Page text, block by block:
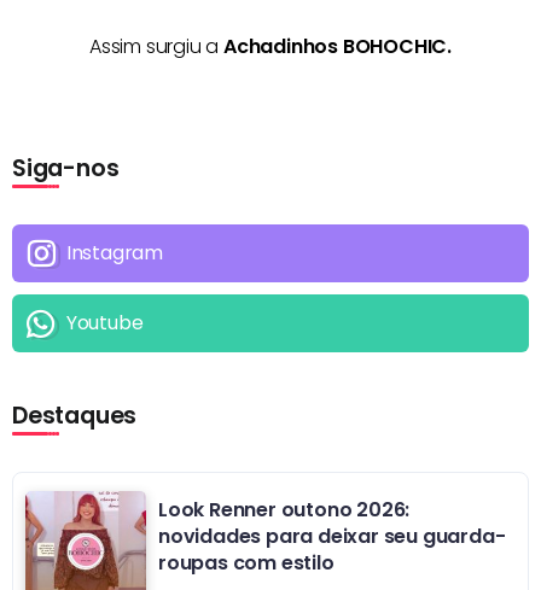
Assim surgiu a Achadinhos BOHOCHIC.
Siga-nos
Instagram
Youtube
Destaques
Look Renner outono 2026:
novidades para deixar seu guarda-
roupas com estilo